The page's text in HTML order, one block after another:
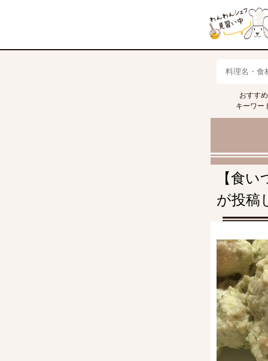
おすすめ
キーワー
【食
が投稿